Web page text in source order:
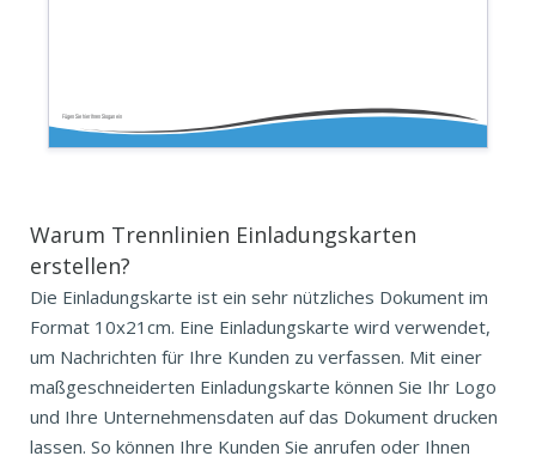
Fügen Sie hier Ihren Slogan ein
Warum Trennlinien Einladungskarten
erstellen?
Die Einladungskarte ist ein sehr nützliches Dokument im
Format 10x21cm. Eine Einladungskarte wird verwendet,
um Nachrichten für Ihre Kunden zu verfassen. Mit einer
maßgeschneiderten Einladungskarte können Sie Ihr Logo
und Ihre Unternehmensdaten auf das Dokument drucken
lassen. So können Ihre Kunden Sie anrufen oder Ihnen